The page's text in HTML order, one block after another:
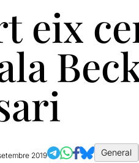
eix
2019 General